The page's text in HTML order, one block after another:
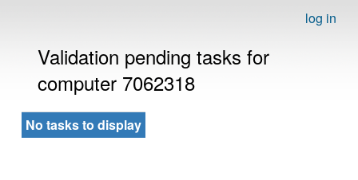
log in
Validation pending tasks for
computer 7062318
No tasks to display